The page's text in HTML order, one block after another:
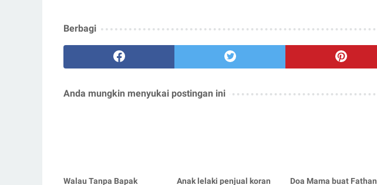
Berbagi
Anda mungkin menyukai postingan ini
Walau Tanpa Bapak
Anak lelaki penjual koran
Doa Mama buat Fathan